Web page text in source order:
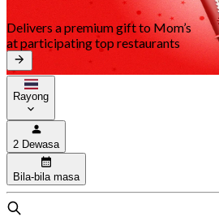
Delivers a premium gift to Mom’s
at participating top restaurants
Rayong
2 Dewasa
Bila-bila masa